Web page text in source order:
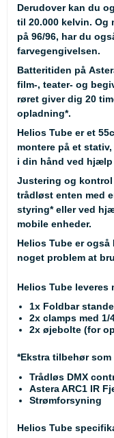
Derudover kan du
til 20.000 kelvin. Og
på 96/96, har du
farvegengivelsen.
Batteritiden på
film-, teater- og
røret giver dig 20
opladning*.
Helios Tube er et
montere på et
i din hånd ved
Justering og kontrol
trådløst enten med
styring*eller ved
mobile enheder.
Helios Tube er
noget problem at
Helios Tube leveres
1x Foldbar
2x clamps med 1/
2x øjebolte (for
*Ekstra tilbehør
Trådløs DMX
Astera ARC1 IR
Strømforsyning
Helios Tube